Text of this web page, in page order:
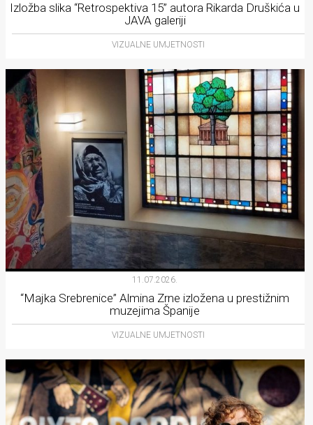
Izložba slika “Retrospektiva 15” autora Rikarda Druškića u
JAVA galeriji
VIZUALNE UMJETNOSTI
11.07.2026.
“Majka Srebrenice” Almina Zrne izložena u prestižnim
muzejima Španije
VIZUALNE UMJETNOSTI